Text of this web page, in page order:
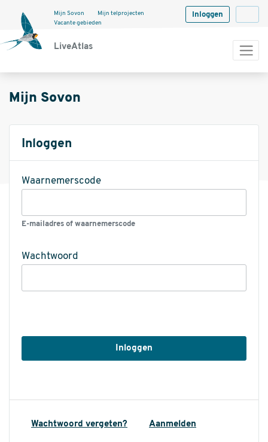
LiveAtlas
Mijn Sovon
Mijn telprojecten
Vacante gebieden
Inloggen
Mijn Sovon
Inloggen
Waarnemerscode
E-mailadres of waarnemerscode
Wachtwoord
Wachtwoord vergeten? Aanmelden